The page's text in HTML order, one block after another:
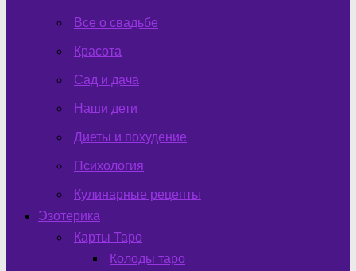
Все о свадьбе
Красота
Сад и дача
Наши дети
Диеты и похудение
Психология
Кулинарные рецепты
Эзотерика
Карты Таро
Колоды таро